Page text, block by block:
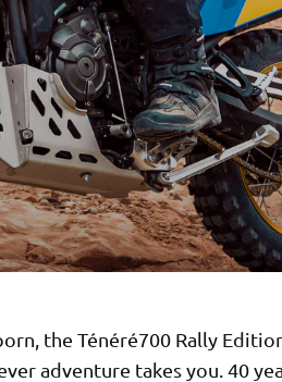
the Ténéré700 Rally
adventure takes you. 40